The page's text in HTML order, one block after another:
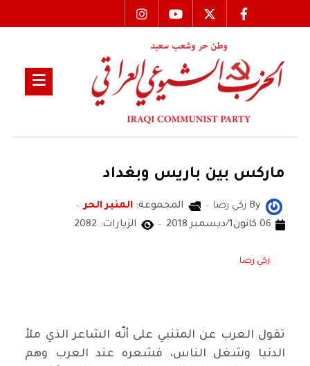
ماركس بين باريس وبغداد
By زكي رضا المجموعة: المنبر الحر
06 كانون1/ديسمبر 2018
الزيارات: 2082
زكي رضا
تقول العرب عن المتنبي على أنّه الشاعر الذي ملأ
الدنيا وشغل الناس، فشعره عند العرب وهم